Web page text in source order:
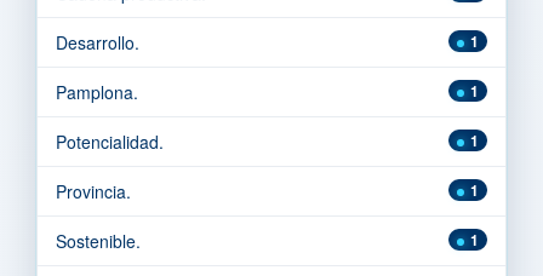
1
Desarrollo.
1
Pamplona.
1
Potencialidad.
1
Provincia.
1
Sostenible.